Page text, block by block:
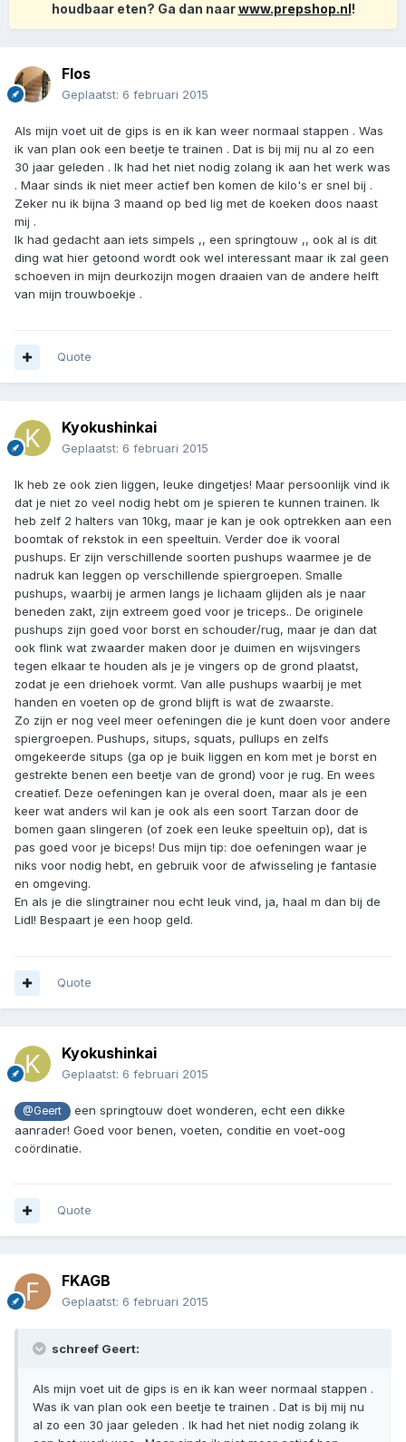
houdbaar eten? Ga dan naarwww.prepshop.nl!
Flos
Geplaatst: 6 februari 2015
Als mijn voet uit de gips is en ik kan weer normaal stappen . Was
ik van plan ook een beetje te trainen . Dat is bij mij nu al zo een
30 jaar geleden . Ik had het niet nodig zolang ik aan het werk was
. Maar sinds ik niet meer actief ben komen de kilo's er snel bij .
Zeker nu ik bijna 3 maand op bed lig met de koeken doos naast
mij .
Ik had gedacht aan iets simpels ,, een springtouw ,, ook al is dit
ding wat hier getoond wordt ook wel interessant maar ik zal geen
schoeven in mijn deurkozijn mogen draaien van de andere helft
van mijn trouwboekje .
Quote
Kyokushinkai
Geplaatst: 6 februari 2015
Ik heb ze ook zien liggen, leuke dingetjes! Maar persoonlijk vind ik
dat je niet zo veel nodig hebt om je spieren te kunnen trainen. Ik
heb zelf 2 halters van 10kg, maar je kan je ook optrekken aan een
boomtak of rekstok in een speeltuin. Verder doe ik vooral
pushups. Er zijn verschillende soorten pushups waarmee je de
nadruk kan leggen op verschillende spiergroepen. Smalle
pushups, waarbij je armen langs je lichaam glijden als je naar
beneden zakt, zijn extreem goed voor je triceps.. De originele
pushups zijn goed voor borst en schouder/rug, maar je dan dat
ook flink wat zwaarder maken door je duimen en wijsvingers
tegen elkaar te houden als je je vingers op de grond plaatst,
zodat je een driehoek vormt. Van alle pushups waarbij je met
handen en voeten op de grond blijft is wat de zwaarste.
Zo zijn er nog veel meer oefeningen die je kunt doen voor andere
spiergroepen. Pushups, situps, squats, pullups en zelfs
omgekeerde situps (ga op je buik liggen en kom met je borst en
gestrekte benen een beetje van de grond) voor je rug. En wees
creatief. Deze oefeningen kan je overal doen, maar als je een
keer wat anders wil kan je ook als een soort Tarzan door de
bomen gaan slingeren (of zoek een leuke speeltuin op), dat is
pas goed voor je biceps! Dus mijn tip: doe oefeningen waar je
niks voor nodig hebt, en gebruik voor de afwisseling je fantasie
en omgeving.
En als je die slingtrainer nou echt leuk vind, ja, haal m dan bij de
Lidl! Bespaart je een hoop geld.
Quote
Kyokushinkai
Geplaatst: 6 februari 2015
@Geert
een springtouw doet wonderen, echt een dikke
aanrader! Goed voor benen, voeten, conditie en voet-oog
coördinatie.
Quote
FKAGB
Geplaatst: 6 februari 2015
schreef Geert:
Als mijn voet uit de gips is en ik kan weer normaal stappen .
Was ik van plan ook een beetje te trainen . Dat is bij mij nu
al zo een 30 jaar geleden . Ik had het niet nodig zolang ik